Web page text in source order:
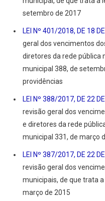
setembro de 2017
LEI Nº 401/2018, DE 18
geral dos vencimentos
diretores da rede pública
municipal 388, de
providências
LEI Nº 388/2017, DE 22
revisão geral dos
e diretores da rede
municipal 331, de março
LEI Nº 387/2017, DE 22
revisão geral dos
municipais, de que trata
março de 2015